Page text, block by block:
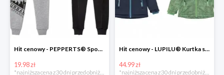
Hit cenowy - PEPPERTS® Spodnie dresowe chłopięce, 1 para
19.98 zł
Hit cenowy - LUPILU® Kurtka softshell chłopięca, 1 sztuka
44.99 zł